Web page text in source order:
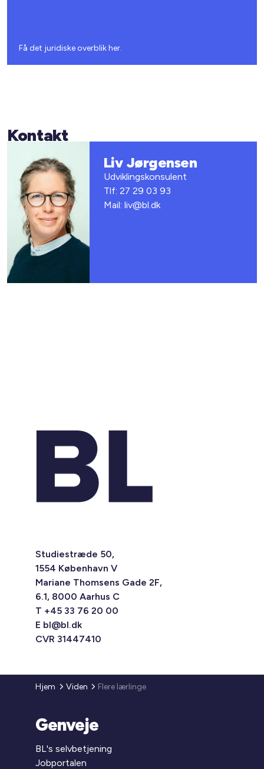
Få det juridiske overblik her.
Kontakt
Liv Jørgensen
Udviklingskonsulent
Tlf: 27 29 03 93
Mail: liv@bl.dk
Studiestræde 50,
1554 København V
Mariane Thomsens Gade 2F,
6.1, 8000 Aarhus C
T +45 33 76 20 00
E bl@bl.dk
CVR 31447410
Hjem Viden Flere lærlinge
Genveje
BL's selvbetjening
Jobportalen